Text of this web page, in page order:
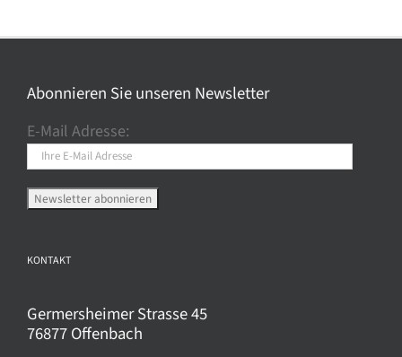
auf.
Optionen
auf
der
Produktseite
gewählt
Abonnieren Sie unseren Newsletter
E-Mail Adresse:
KONTAKT
Germersheimer Strasse 45
76877 Offenbach